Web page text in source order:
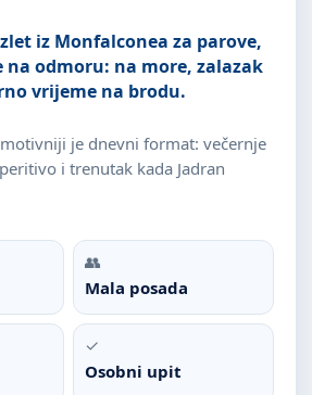
iz Monfalconea za parove,
odmoru: na more, zalazak
vrijeme na brodu.
je dnevni format: večernje
i trenutak kada Jadran
👥
Mala posada
✓
Osobni upit